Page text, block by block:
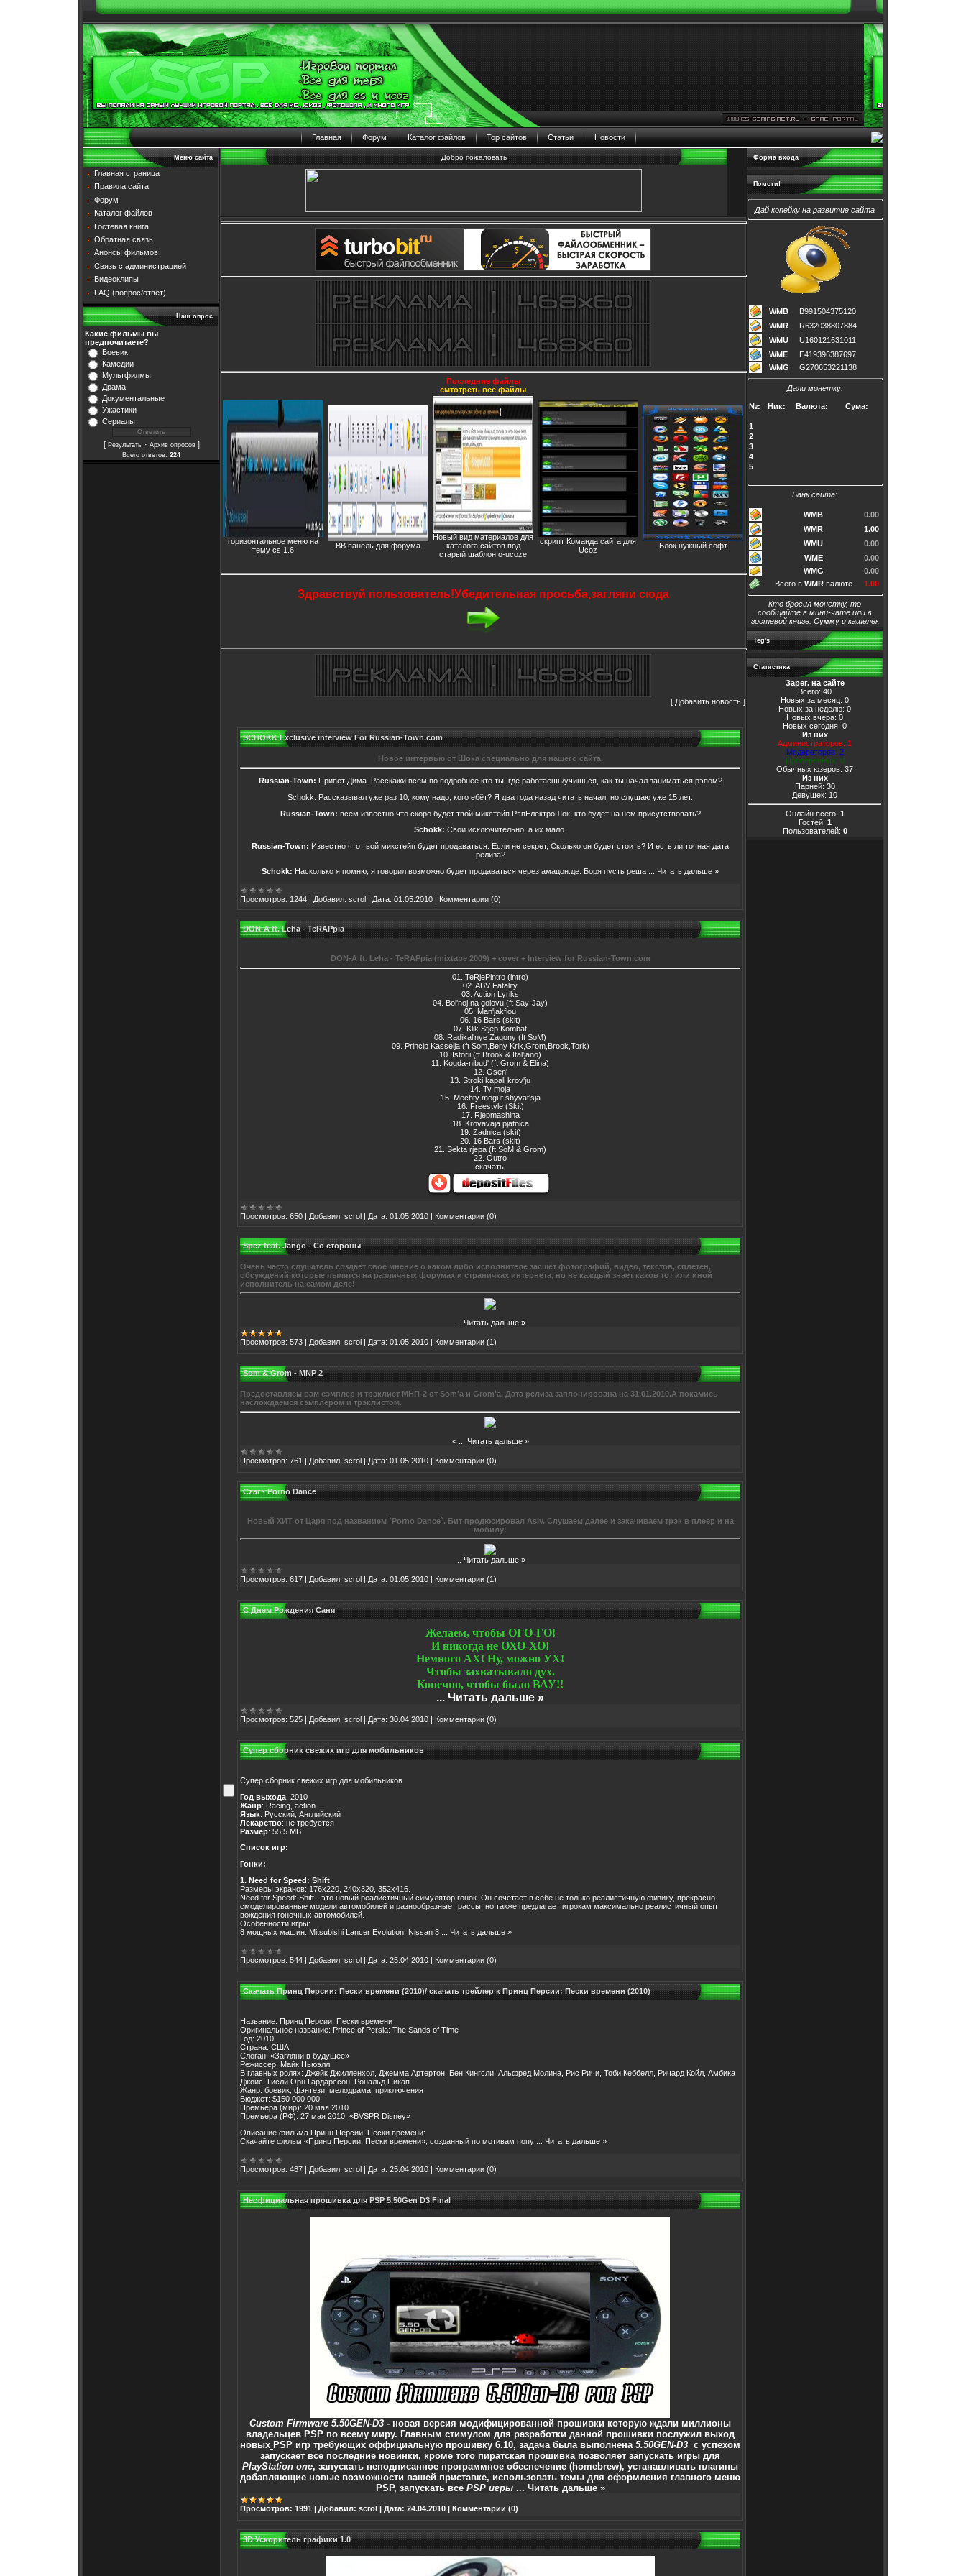
Главная Форум Каталог файлов Тор сайтов Статьи Новости
Меню сайта
Главная страница
Правила сайта
Форум
Каталог файлов
Гостевая книга
Обратная связь
Анонсы фильмов
Связь с администрацией
Видеоклипы
FAQ (вопрос/ответ)
Наш опрос
Какие фильмы вы
предпочитаете?
Боевик
Камедии
Мультфилмы
Драма
Документальные
Ужастики
Сериалы
[ Результаты· Архив опросов]
Всего ответов: 224
Добро пожаловать
Последние файлы
смтотреть все файлы
горизонтальное меню на
тему cs 1.6
BB панель для форума
Новый вид материалов для
каталога сайтов под
старый шаблон o-ucoze
скрипт Команда сайта для
Ucoz
Блок нужный софт
Здравствуй пользователь!Убедительная просьба,загляни сюда
[ Добавить новость ]
SCHOKK Exclusive interview For Russian-Town.com
Новое интервью от Шока специально для нашего сайта.
Russian-Town: Привет Дима. Расскажи всем по подробнее кто ты, где работаешь/учишься, как ты начал заниматься рэпом?
Schokk: Рассказывал уже раз 10, кому надо, кого ебёт? Я два года назад читать начал, но слушаю уже 15 лет.
Russian-Town: всем известно что скоро будет твой микстейп РэпЕлектроШок, кто будет на нём присутствовать?
Schokk: Свои исключительно, а их мало.
Russian-Town: Известно что твой микстейп будет продаваться. Если не секрет, Сколько он будет стоить? И есть ли точная дата
релиза?
Schokk: Насколько я помню, я говорил возможно будет продаваться через амацон.де. Боря пусть реша Читать дальше »
Просмотров: 1244 Добавил: scrol Дата: 01.05.2010 Комментарии (0)
DON-A ft. Leha - TeRAPpia
DON-A ft. Leha - TeRAPpia (mixtape 2009) + cover + Interview for Russian-Town.com
01. TeRjePintro (intro)
02. ABV Fatality
03. Action Lyriks
04. Bol'noj na golovu (ft Say-Jay)
05. Man'jakflou
06. 16 Bars (skit)
07. Klik Stjep Kombat
08. Radikal'nye Zagony (ft SoM)
09. Princip Kasselja (ft Som,Beny Krik,Grom,Brook,Tork)
10. Istorii (ft Brook & Ital'jano)
11. Kogda-nibud' (ft Grom & Elina)
12. Osen'
13. Stroki kapali krov'ju
14. Ty moja
15. Mechty mogut sbyvat'sja
16. Freestyle (Skit)
17. Rjepmashina
18. Krovavaja pjatnica
19. Zadnica (skit)
20. 16 Bars (skit)
21. Sekta rjepa (ft SoM & Grom)
22. Outro
скачать:
Просмотров: 650 | Добавил: scrol | Дата: 01.05.2010 | Комментарии (0)
Spez feat. Jango - Со стороны
Очень часто слушатель создаёт своё мнение о каком либо исполнителе засщёт фотографий, видео, текстов, сплетен,
обсуждений которые пылятся на различных форумах и страничках интернета, но не каждый знает каков тот или иной
исполнитель на самом деле!
Читать дальше »
Просмотров: 573 | Добавил: scrol | Дата: 01.05.2010 | Комментарии (1)
Som & Grom - MNP 2
Предоставляем вам сэмплер и трэклист МНП-2 от Som'a и Grom'a. Дата релиза заплонирована на 31.01.2010.А покамись
наслождаемся сэмплером и трэклистом.
< Читать дальше »
Просмотров: 761 | Добавил: scrol | Дата: 01.05.2010 | Комментарии (0)
Czar - Porno Dance
Новый ХИТ от Царя под названием `Porno Dance`. Бит продюсировал Asiv. Слушаем далее и закачиваем трэк в плеер и на
мобилу!
Читать дальше »
Просмотров: 617 | Добавил: scrol | Дата: 01.05.2010 | Комментарии (1)
С Днем Рождения Саня
Желаем, чтобы ОГО-ГО!
И никогда не ОХО-ХО!
Немного АХ! Ну, можно УХ!
Чтобы захватывало дух.
Конечно, чтобы было ВАУ!!
... Читать дальше »
Просмотров: 525 Добавил: scrol Дата: 30.04.2010 Комментарии (0)
Супер сборник свежих игр для мобильников
Супер сборник свежих игр для мобильников
Год выхода: 2010
Жанр: Racing, action
Язык: Русский, Английский
Лекарство: не требуется
Размер: 55,5 MB
Список игр:
Гонки:
1. Need for Speed: Shift
Размеры экранов: 176x220, 240x320, 352x416.
Need for Speed: Shift - это новый реалистичный симулятор гонок. Он сочетает в себе не только реалистичную физику, прекрасно
смоделированные модели автомобилей и разнообразные трассы, но также предлагает игрокам максимально реалистичный опыт
вождения гоночных автомобилей.
Особенности игры:
8 мощных машин: Mitsubishi Lancer Evolution, Nissan 3
Читать дальше »
Просмотров: 544 Добавил: scrol Дата: 25.04.2010 Комментарии (0)
Скачать Принц Персии: Пески времени (2010)/ скачать трейлер к Принц Персии: Пески времени (2010)
Название: Принц Персии: Пески времени
Оригинальное название: Prince of Persia: The Sands of Time
Год: 2010
Страна: США
Слоган: «Загляни в будущее»
Режиссер: Майк Ньюэлл
В главных ролях: Джейк Джилленхол, Джемма Артертон, Бен Кингсли, Альфред Молина, Рис Ричи, Тоби Кеббелл, Ричард Койл, Амбика
Джоис, Гисли Орн Гардарссон, Рональд Пикап
Жанр: боевик, фэнтези, мелодрама, приключения
Бюджет: $150 000 000
Премьера (мир): 20 мая 2010
Премьера (РФ): 27 мая 2010, «BVSPR Disney»
Описание фильма Принц Персии: Пески времени:
Скачайте фильм «Принц Персии: Пески времени», созданный по мотивам попу
Читать дальше »
Просмотров: 487 Добавил: scrol Дата: 25.04.2010 Комментарии (0)
Неофициальная прошивка для PSP 5.50Gen D3 Final
Custom Firmware 5.50GEN-D3 - новая версия модифицированной прошивки которую ждали миллионы
владельцев PSP по всему миру. Главным стимулом для разработки данной прошивки послужил выход
новых PSP игр требующих оффициальную прошивку 6.10, задача была выполнена 5.50GEN-D3 с успехом
запускает все последние новинки, кроме того пиратская прошивка позволяет запускать игры для
PlayStation one, запускать неподписанное программное обеспечение (homebrew), устанавливать плагины
добавляющие новые возможности вашей приставке, использовать темы для оформления главного меню
PSP, запускать все PSP игры ... Читать дальше »
Просмотров: 1991 Добавил: scrol Дата: 24.04.2010 Комментарии (0)
3D Ускоритель графики 1.0
Форма входа
Помоги!
Дай копейку на развитие сайта
WMB
B991504375120
WMR
R632038807884
WMU
U160121631011
WME
E419396387697
WMG
G270653221138
Дали монетку:
№: Ник: Валюта: Сума:
1
2
3
4
5
Банк сайта:
WMB
0.00
WMR
1.00
WMU
0.00
WME
0.00
WMG
0.00
Всего в WMRвалютe 1.00
Кто бросил монетку, то
сообщайтe в мини-чатe или в
гостевой книгe. Сумму и кашeлек
Teg's
Статистика
Зарег. на сайте
Всего: 40
Новых за месяц: 0
Новых за неделю: 0
Новых вчера: 0
Новых сегодня: 0
Из них
Администраторов: 1
Модераторов: 2
Проверенных: 0
Обычных юзеров: 37
Из них
Парней: 30
Девушек: 10
Онлайн всего: 1
Гостей: 1
Пользователей: 0